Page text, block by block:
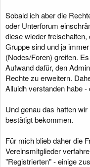
Sobald ich aber die
oder Unterforum
diese wieder
Gruppe sind und ja
(Nodes/Foren) greifen.
Aufwand dafür, den
Rechte zu erweitern.
Alluidh verstanden habe
Und genau das hatten
bestätigt bekommen.
Für mich blieb daher die
Vereinsmitglieder
"Registrierten" - einige